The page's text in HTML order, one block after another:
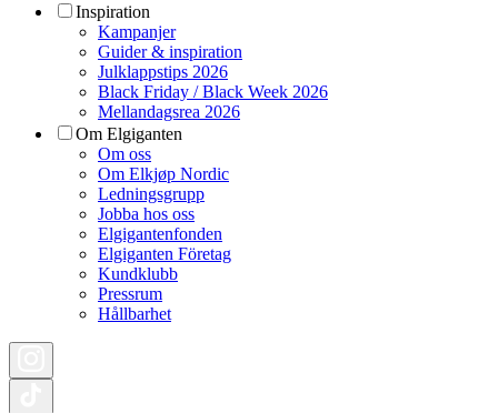
Inspiration
Kampanjer
Guider & inspiration
Julklappstips 2026
Black Friday / Black Week 2026
Mellandagsrea 2026
Om Elgiganten
Om oss
Om Elkjøp Nordic
Ledningsgrupp
Jobba hos oss
Elgigantenfonden
Elgiganten Företag
Kundklubb
Pressrum
Hållbarhet